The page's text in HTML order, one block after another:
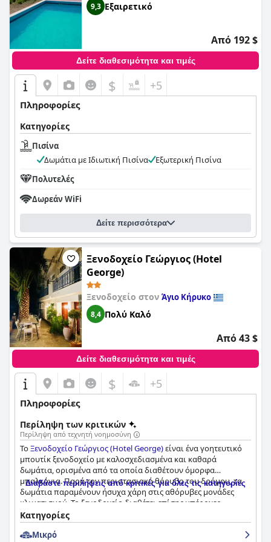
9,3 Εξαιρετικό
Από 192 $
Δείτε διαθεσιμότητα και τιμές
$ +5
Πληροφορίες
Κατηγορίες
Πισίνα
Δωμάτια με Ιδιωτική Πισίνα
Εξωτερική Πισίνα
Πολυτελές
Δωρεάν WiFi
Δείτε περισσότερα
Ξενοδοχείο Γεώργιος (Hotel
George)
Ξενοδοχείο στον Άγιο Κήρυκο
8,4 Πολύ Καλό
Από 43 $
Δείτε διαθεσιμότητα και τιμές
$ +5
Πληροφορίες
Περίληψη των κριτικών
Περίληψη από τεχνητή νοημοσύνη
ΤοΞενοδοχείο Γεώργιος (Hotel George)είναι ένα γοητευτικό
μπουτίκ ξενοδοχείο με καλοσχεδιασμένα και καθαρά
δωμάτια, ορισμένα από τα οποία διαθέτουν όμορφα
μπαλκόνια. Παρά τον περιστασιακό θόρυβο του δρόμου, τα
δωμάτια παραμένουν ήσυχα χάρη στις αθόρυβες μονάδες
κλιματισμού. Το ξενοδοχείο διαθέτει επίσης υπέροχες
βεράντες και σκιερά σημεία για να χαλαρώσετε τις ζεστές
ημέρες. Το προσωπικό, συμπεριλαμβανομένης της
ιδιοκτήτριας Helen, είναι εξαιρετικό, φιλικό και προσεκτικό,
Διαβάστε περιλήψεις από κριτικές για όλες τις κατηγορίες
Κατηγορίες
Μικρό